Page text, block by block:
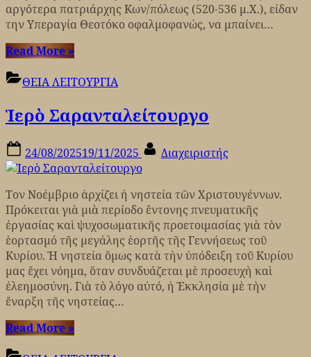
αργότερα πατριάρχης Κων/πόλεως (520-536 μ.Χ.), είδαν
την Υπεραγία Θεοτόκο οφαλμοφανώς, να μπαίνει…
Read More“Η
Σκέπη
Θεοτόκου”
»
ΘΕΙΑ ΛΕΙΤΟΥΡΓΙΑ
Ἱερὸ Σαρανταλείτουργο
Posted
on
24/08/202519/11/2025 By
Διαχειριστής
Τον Νοέμβριο ἀρχίζει ἡ νηστεία τῶν Χριστουγέννων.
Πρόκειται γιὰ μιὰ περίοδο ἔντονης πνευματικῆς
ἐργασίας καὶ ψυχοσωματικῆς προετοιμασίας γιὰ τὸν
ἑορτασμό τῆς μεγάλης ἑορτῆς τῆς Γεννήσεως τοῦ
Κυρίου. Ἡ νηστεία ὅμως κατὰ τὴν ὑπόδειξη τοῦ Κυρίου
μας ἔχει νόημα, ὅταν συνδυάζεται μὲ προσευχὴ καὶ
ἐλεημοσύνη. Γιὰ τὸ λόγο αὐτό, ἡ Ἐκκλησία μὲ τὴν
ἔναρξη τῆς νηστείας…
Read More“Ἱερὸ
»